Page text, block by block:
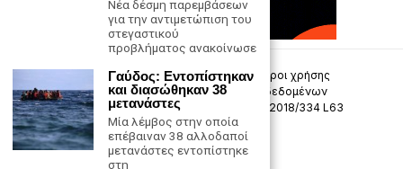
Επικοινωνία Πολιτική Απορρήτου
Όροι χρήσης
Πολιτική προστασίας προσωπικών δεδομένων
Δήλωση συμμόρφωσης -σύσταση (ΕΕ) 2018/334 L63
Μ.Η.Τ. 242033
Νέα δέσμη παρεμβάσεων
για την αντιμετώπιση του
στεγαστικού
προβλήματος ανακοίνωσε
Γαύδος: Εντοπίστηκαν
και διασώθηκαν 38
μετανάστες
Μία λέμβος στην οποία
επέβαιναν 38 αλλοδαποί
μετανάστες εντοπίστηκε
στη